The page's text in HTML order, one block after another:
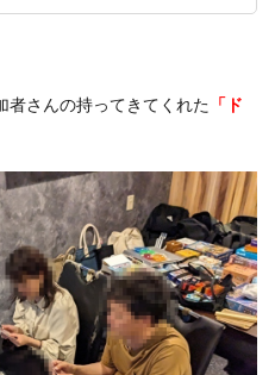
者さんの持ってきてくれた 「ド